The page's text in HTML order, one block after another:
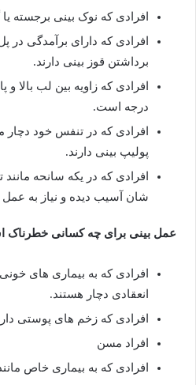
افرادی که نوک بینی برجسته
افرادی که دارای برآمدگی در
برداشتن قوز بینی دارند.
درجه است.
افرادی که در تنفس خود
پولیپ بینی دارند.
افرادی که در یکه سانحه
شان آسیب دیده و نیاز به عمل
عمل بینی برای چه کسانی خطرناک
افرادی که به بیماری های
انعقادی دچار هستند.
افرادی که زخم های پوستی
افراد مسن
افرادی که به بیماری خاص